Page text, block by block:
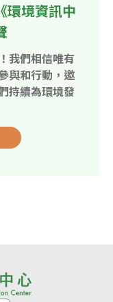
環境資訊中
我們相信唯有
與和行動，邀
持續為環境發